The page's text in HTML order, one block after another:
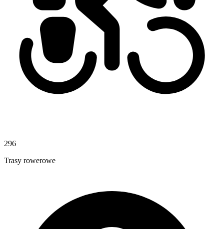
296
Trasy rowerowe